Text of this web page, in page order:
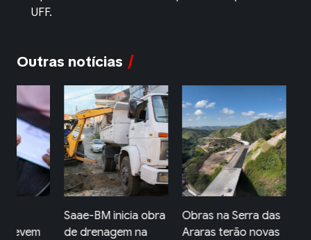
UFF.
Outras notícias
Saae-BM inicia obra
de drenagem na
Obras na Serra das
Araras terão novas